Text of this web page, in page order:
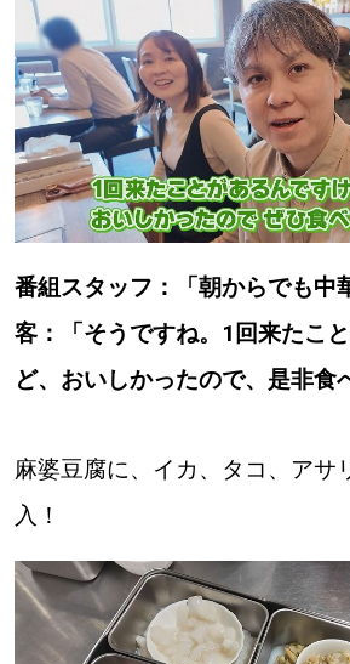
番組スタッフ：「朝からでも中
客：「そうですね。1回来たこ
ど、おいしかったので、是非食
麻婆豆腐に、イカ、タコ、アサ
入！